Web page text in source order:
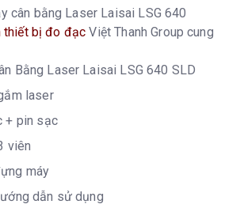
cân bằng Laser Laisai LSG 640
thiết bị đo đạc Việt Thanh Group cung
Bằng Laser Laisai LSG 640 SLD
laser
+ pin sạc
viên
máy
dẫn sử dụng